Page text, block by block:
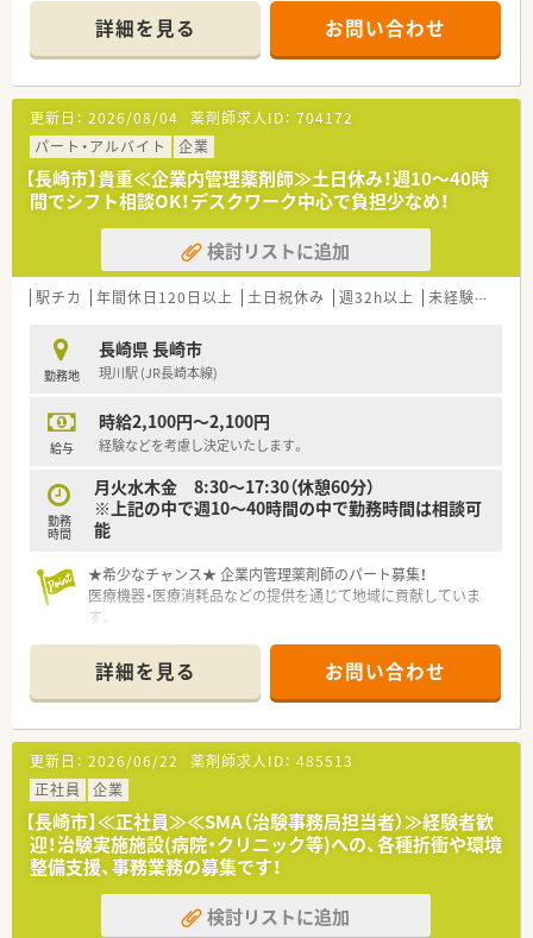
■各拠点に配属され先輩社員から業務を引継ぎながらOJT担当
者とともに医療機関へ同行するなど、徐々に業務を身に着けるこ
とが出来ます。
後1年程度で一人で担当を持てるようになります。
＜こんな企業です＞
■医療イノベーションを志し、両社が取り組んできたヘルスケア
事業をより一層加速してまいります。
■これまで多くの治験に携わり、主に『お薬の一生』に貢献して
きました。
■医療領域だけにとどまらず、健康、未病・予防、予後といった一
貫した生活スタイルから派生する各ステージにおいて、当社が培
ってきた知識・ノウハウを活用し、生を受けたその人がその人ら
しい一生を全うする一助となるよう、『ヒトの一生』への寄与を
■長年高めてきた倫理観を礎に、時代のニーズに柔軟に対応する
姿勢と新たな価値を創造していくフロンティア精神を持つ集団
■ヘルスケア業界の心髄ともいえる『生と命の追求・研究』それ
が我々の使命です。当社の各事業部は、それぞれがLAB（研究室）
けたあらゆるライフスタイルの支援と維持に貢献してまいりま
す。
＜担当業務について>
■治験コーディネーター業務
医療機関が実施する治験業務をサポートするお仕事です。
（代表的な業務内容）
・被験者である患者さんへの治験内容説明補助
・患者さんのケア・相談対応
・治験担当医師の補助
・院内スタッフとの調整
・検査・投薬スケジュールの調整
・治験で得られるデータ管理 等
＜こんな職場環境です＞
■最寄駅から徒歩3分の立地にあり、周辺には市役所などがある
■飲食店やコンビニなども多くございますので、お昼休憩時も大
変便利な環境です。
■フレックス制度を導入しておりますのでワークライフバラン
■困ったときは先輩や上司から手厚くサポートを頂ける環境で
す。
師やスタッフなど携わる相手が多いです。
■現在治療法がなく苦しんでいる患者様に対して薬を届けるこ
とや最前線で治療にあたる医師やスタッフのサポートを行うや
＜充実した研修制度＞
■入社時には、同期入社者とともに2週間弱、東京本社にて集合
から実務まで座学中心でロープレを交えながら学んでいきます。
■各拠点に配属され先輩社員から業務を引継ぎながらOJT担当
者とともに医療機関へ同行するなど、徐々に業務を身に着けるこ
■確認テストやチェックシートを用いながら習熟度を測り、入社
後1年程度で一人で担当を持てるようになります。
＜こんな企業です＞
■医療イノベーションを志し、両社が取り組んできたヘルスケア
事業をより一層加速してまいります。
■これまで多くの治験に携わり、主に『お薬の一生』に貢献して
きました。
■医療領域だけにとどまらず、健康、未病・予防、予後といった一
詳細を見る お問い合わせ
更新日： 2026/08/04 薬剤師求人ID： 704172
パート・アルバイト
企業
【長崎市】貴重≪企業内管理薬剤師≫土日休み！週10～40時
間でシフト相談OK！デスクワーク中心で負担少なめ！
検討リストに追加
駅チカ 年間休日120日以上 土日祝休み 週32h以上 未経験可
勤務地
長崎県 長崎市
現川駅 (JR長崎本線)
給与
時給2,100円～2,100円
経験などを考慮し決定いたします。
勤務
時間
月火水木金 8:30～17:30（休憩60分）
※上記の中で週10～40時間の中で勤務時間は相談可
能
★希少なチャンス★ 企業内管理薬剤師のパート募集！
医療機器・医療消耗品などの提供を通じて地域に貢献していま
す。
【具体的には】
■拠点倉庫の薬品庫に保管されている医薬品の管理および販売
管理
■主な取り扱い製品は、人工透析溶材、ヘパリンＮａ透析用など
（約２０～３０種類）
■その他、薬剤師以外の業務（一般事務）を双方合意によりお願い
する場合もあります。
＼こんな企業です／
■九州から関東にかけて医療機器や産業機器の販売とアフター
サービスを手掛けている企業です。
■取引先は大学病院をはじめとする医療機関や官公庁、メーカー
など幅広く関係構築をされています。
詳細を見る お問い合わせ
更新日： 2026/06/22 薬剤師求人ID： 485513
正社員
企業
【長崎市】≪正社員≫≪SMA（治験事務局担当者）≫経験者歓
迎！治験実施施設(病院・クリニック等)への、各種折衝や環境
整備支援、事務業務の募集です！
検討リストに追加